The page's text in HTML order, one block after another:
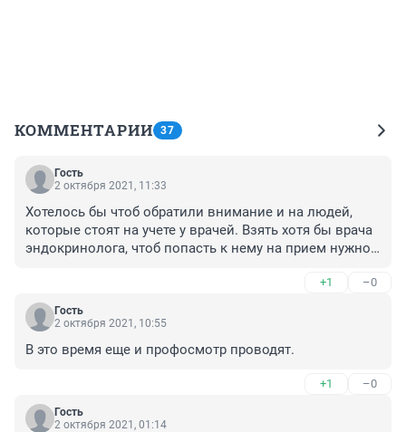
КОММЕНТАРИИ 37
Гость
2 октября 2021, 11:33
Хотелось бы чтоб обратили внимание и на людей,
которые стоят на учете у врачей. Взять хотя бы врача
эндокринолога, чтоб попасть к нему на прием нужно
эндокринологу - контакт с больными, у которых еще
не известно простуда, ковид? Через регистратуру и
находящийся здесь автомат не записывают к
эндокринологу нет записи. ПОСЛЕ ДОЛГОЖДАННОГО
НА АНАЛИЗЫ ТТГ И ПРОСИШЬ ЧТОБ ЗАПИСАЛИ НА
+1 –0
Гость
2 октября 2021, 10:55
В это время еще и профосмотр проводят.
+1 –0
Гость
2 октября 2021, 01:14